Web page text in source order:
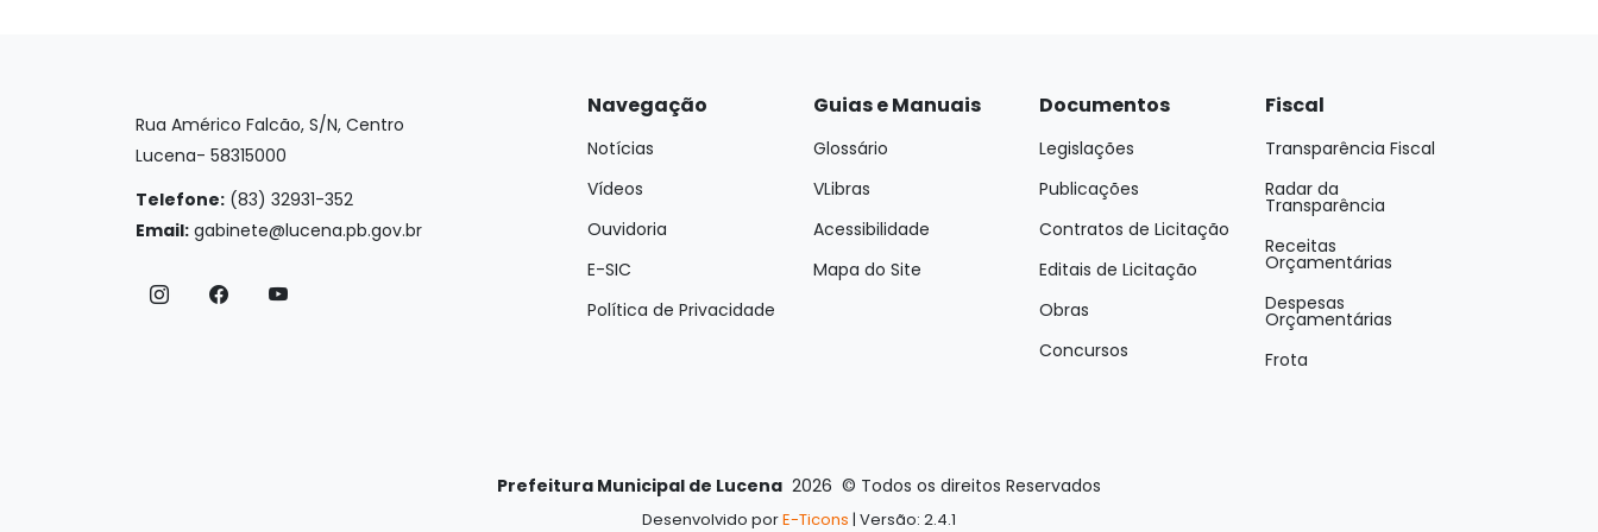
Rua Américo Falcão, S/N, Centro
Lucena- 58315000
Telefone: (83) 32931-352
Email: gabinete@lucena.pb.gov.br
Navegação
Notícias
Vídeos
Ouvidoria
E-SIC
Política de Privacidade
Guias e Manuais
Glossário
VLibras
Acessibilidade
Mapa do Site
Documentos
Legislações
Publicações
Contratos de Licitação
Editais de Licitação
Obras
Concursos
Fiscal
Transparência Fiscal
Radar da
Transparência
Receitas
Orçamentárias
Despesas
Orçamentárias
Frota
Prefeitura Municipal de Lucena 2026 © Todos os direitos Reservados
Desenvolvido porE-Ticons | Versão: 2.4.1